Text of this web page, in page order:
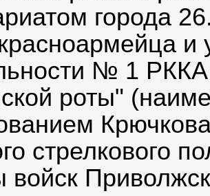
города
и
№ 1 РККА
роты"
стрелкового
войск